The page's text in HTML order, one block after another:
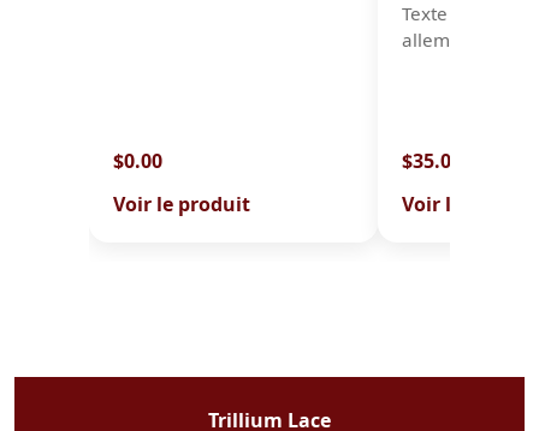
$0.00
Voir le produit
Texte en
allemand
$35.00
Voir le produit
Trillium Lace